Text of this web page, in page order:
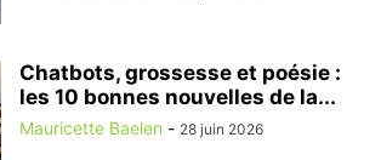
Chatbots, grossesse et poésie :
les 10 bonnes nouvelles de la...
Mauricette Baelen - 28 juin 2026